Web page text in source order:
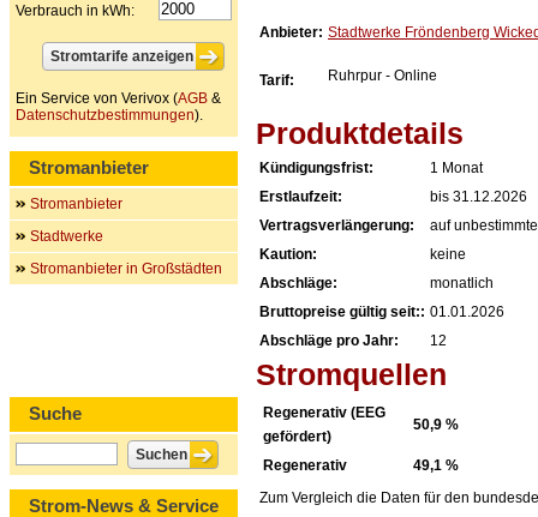
Anbieter: Stadtwerke Fröndenberg
Tarif: Ruhrpur - Online
Produktdetails
Kündigungsfrist:
1 Monat
Erstlaufzeit:
bis 31.12.2026
Vertragsverlängerung:
auf
Kaution:
keine
Abschläge:
monatlich
Bruttopreise gültig seit:: 01.01.2026
Abschläge pro Jahr:
12
Stromquellen
Regenerativ (EEG
gefördert)
50,9 %
Regenerativ
49,1 %
Zum Vergleich die Daten für den
Verbrauch in kWh:
Ein Service von Verivox (AGB &
Datenschutzbestimmungen).
Stromanbieter
Stromanbieter
Stadtwerke
Stromanbieter in Großstädten
Suche
Strom-News & Service